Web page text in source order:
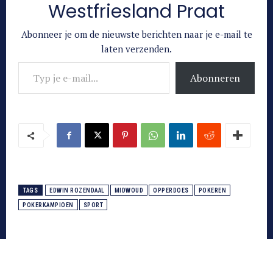
Westfriesland Praat
Abonneer je om de nieuwste berichten naar je e-mail te
laten verzenden.
Typ je e-mail...
Abonneren
TAGS EDWIN ROZENDAAL MIDWOUD OPPERDOES POKEREN
POKERKAMPIOEN SPORT